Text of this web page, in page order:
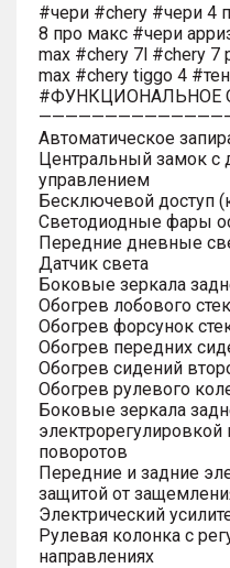
#чери #chery #чери 4
8 про макс #чери
max #chery 7l #chery 7
max #chery tiggo 4
#ФУНКЦИОНАЛЬНОЕ
Автоматическое
Центральный замок с
управлением
Бесключевой доступ
Светодиодные фары
Передние дневные
Датчик света
Боковые зеркала
Обогрев лобового
Обогрев форсунок
Обогрев передних
Обогрев сидений
Обогрев рулевого
Боковые зеркала
электрорегулировкой
поворотов
Передние и задние
защитой от
Электрический
Рулевая колонка с
направлениях